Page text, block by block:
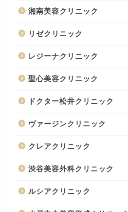
湘南美容クリニック
リゼクリニック
レジーナクリニック
聖心美容クリニック
ドクター松井クリニック
ヴァージンクリニック
クレアクリニック
渋谷美容外科クリニック
ルシアクリニック